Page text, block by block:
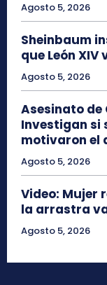
Agosto 5, 2026
Sheinbaum
que León
Agosto 5, 2026
Asesinato de
Investigan si
motivaron el
Agosto 5, 2026
Video: Mujer
la arrastra
Agosto 5, 2026